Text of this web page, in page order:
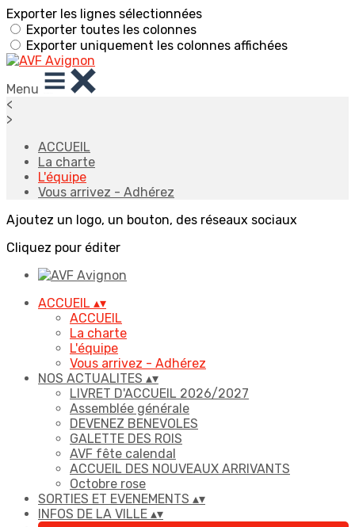
Exporter les lignes sélectionnées
Exporter toutes les colonnes
Exporter uniquement les colonnes affichées
Menu
<
>
ACCUEIL
La charte
L'équipe
Vous arrivez - Adhérez
Ajoutez un logo, un bouton, des réseaux sociaux
Cliquez pour éditer
ACCUEIL ▴▾
ACCUEIL
La charte
L'équipe
Vous arrivez - Adhérez
NOS ACTUALITES ▴▾
LIVRET D'ACCUEIL 2026/2027
Assemblée générale
DEVENEZ BENEVOLES
GALETTE DES ROIS
AVF fête calendal
ACCUEIL DES NOUVEAUX ARRIVANTS
Octobre rose
SORTIES ET EVENEMENTS ▴▾
INFOS DE LA VILLE ▴▾